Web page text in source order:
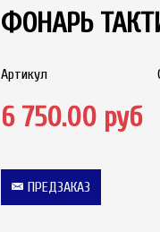
ФОНАРЬ
Артикул
6 750.00 руб
ПРЕДЗАКАЗ